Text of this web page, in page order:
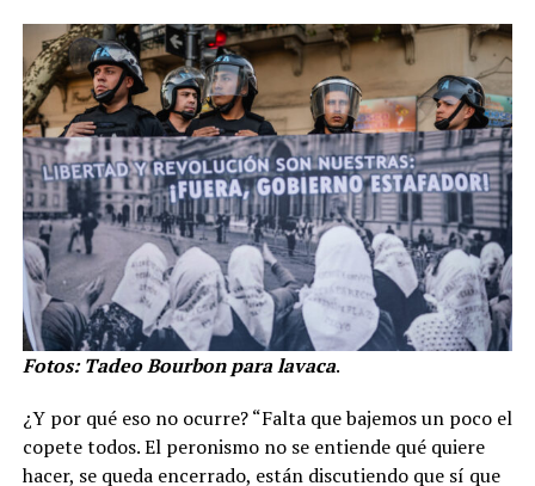
Fotos: Tadeo Bourbon para lavaca.
¿Y por qué eso no ocurre? “Falta que bajemos un poco el
copete todos. El peronismo no se entiende qué quiere
hacer, se queda encerrado, están discutiendo que sí que